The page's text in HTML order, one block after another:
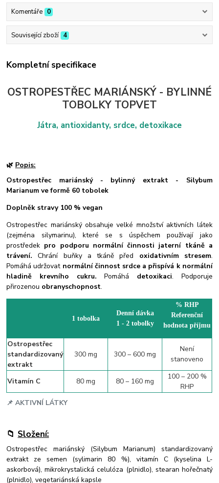
Komentáře 0
Související zboží 4
Kompletní specifikace
OSTROPESTŘEC MARIÁNSKÝ - BYLINNÉ
TOBOLKY TOPVET
Játra, antioxidanty, srdce, detoxikace
🌿 Popis:
Ostropestřec mariánský - bylinný extrakt - Silybum
Marianum ve formě 60 tobolek
Doplněk stravy 100 % vegan
Ostropestřec mariánský obsahuje velké množství aktivních látek
(zejména silymarinu), které se s úspěchem používají jako
prostředek pro podporu normální činnosti jaterní tkáně a
trávení. Chrání buňky a tkáně před oxidativním stresem.
Pomáhá udržovat normální činnost srdce a přispívá k normální
hladině krevního cukru. Pomáhá detoxikaci. Podporuje
přirozenou obranyschopnost.
📌AKTIVNÍ LÁTKY
1 tobolka
Denní dávka
1 - 2 tobolky
% RHP
Referenční
hodnota příjmu
Ostropestřec
standardizovaný
extrakt
300 mg 300 – 600 mg
Není
stanoveno
Vitamín C 80 mg 80 – 160 mg
100 – 200 %
RHP
📁 Složení:
Ostropestřec mariánský (Silybum Marianum) standardizovaný
extrakt ze semen (sylimarin 80 %), vitamín C (kyselina L-
askorbová), mikrokrystalická celulóza (plnidlo), stearan hořečnatý
(plnidlo), vegetariánská kapsle